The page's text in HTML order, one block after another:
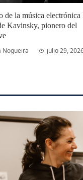
de la música electrónica
Kavinsky, pionero del
Nogueira
julio 29,